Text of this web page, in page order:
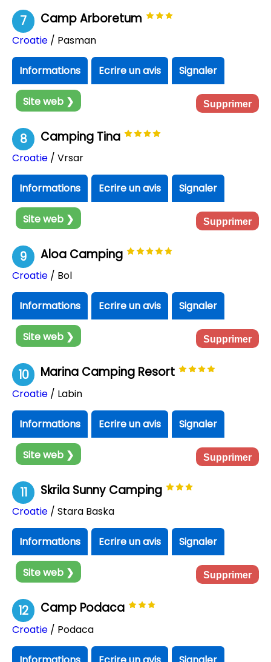
7 Camp Arboretum
Croatie / Pasman
Informations Ecrire un avis Signaler
Site web ❯ Supprimer
8 Camping Tina
Croatie / Vrsar
Informations Ecrire un avis Signaler
Site web ❯ Supprimer
9 Aloa Camping
Croatie / Bol
Informations Ecrire un avis Signaler
Site web ❯ Supprimer
10 Marina Camping Resort
Croatie / Labin
Informations Ecrire un avis Signaler
Site web ❯ Supprimer
11 Skrila Sunny Camping
Croatie / Stara Baska
Informations Ecrire un avis Signaler
Site web ❯ Supprimer
12 Camp Podaca
Croatie / Podaca